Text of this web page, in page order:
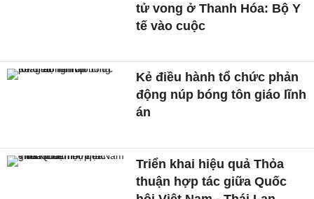
tử vong ở Thanh Hóa: Bộ Y
tế vào cuộc
Kẻ điều hành tổ chức phản
động núp bóng tôn giáo lĩnh
án
Triển khai hiệu quả Thỏa
thuận hợp tác giữa Quốc